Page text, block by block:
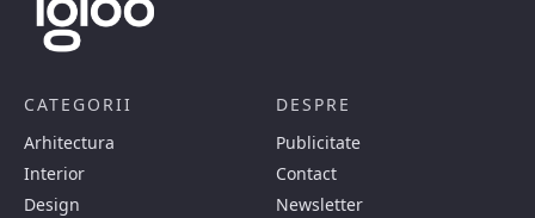
CATEGORII
Arhitectura
Interior
Design
DESPRE
Publicitate
Contact
Newsletter